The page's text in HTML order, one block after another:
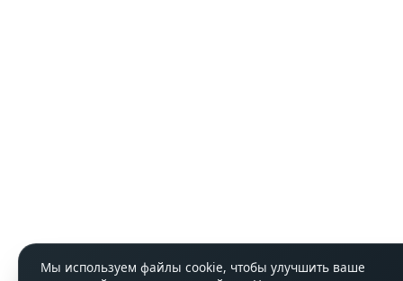
Мы используем файлы cookie, чтобы улучшить ваше